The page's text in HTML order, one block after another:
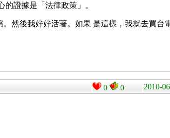
證據是「法律政策」。
然後我好好活著。如果 是這樣，我就去買台
0 0 2010-